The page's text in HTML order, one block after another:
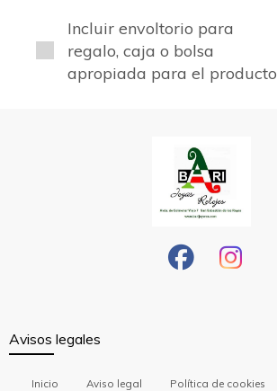
Incluir envoltorio para
regalo, caja o bolsa
apropiada para el producto
Avisos legales
Inicio Aviso legal Política de cookies